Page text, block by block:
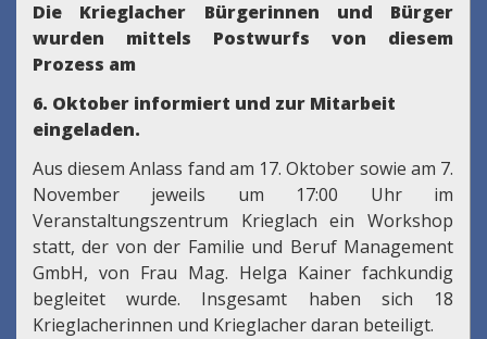
Die Krieglacher Bürgerinnen und Bürger
wurden mittels Postwurfs von diesem
Prozess am
6. Oktober informiert und zur Mitarbeit
eingeladen.
Aus diesem Anlass fand am 17. Oktober sowie am 7.
November jeweils um 17:00 Uhr im
Veranstaltungszentrum Krieglach ein Workshop
statt, der von der Familie und Beruf Management
GmbH, von Frau Mag. Helga Kainer fachkundig
begleitet wurde. Insgesamt haben sich 18
Krieglacherinnen und Krieglacher daran beteiligt.